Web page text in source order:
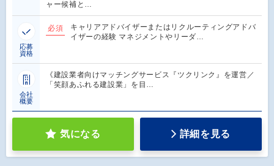
ャー候補と…
応募
資格
必須
キャリアアドバイザーまたはリクルーティングアドバ
イザーの経験 マネジメントやリーダ…
会社
概要
《建設業者向けマッチングサービス『ツクリンク』を運営／
「笑顔あふれる建設業」を目…
気になる 詳細を見る